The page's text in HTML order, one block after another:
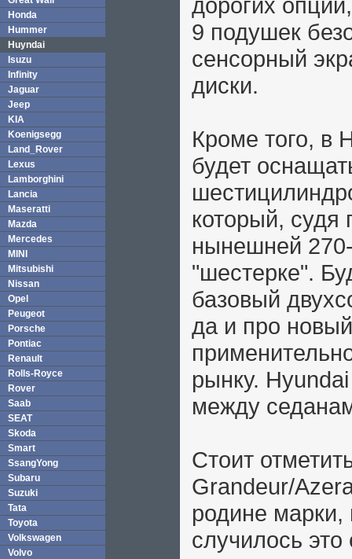
Honda
Hummer
Huyndai
Isuzu
Infinity
Jaguar
Jeep
KIA
Koenigsegg
Land_Rover
Lexus
Lamborghini
Lancia
Maseratti
Mazda
Mercedes
MINI
Mitsubishi
Nissan
Opel
Peugeot
Porsche
Pontiac
Renault
Rolls-Royce
Rover
Saab
SEAT
Skoda
Smart
SsangYong
Subaru
Suzuki
Tata
Toyota
Volkswagen
Volvo
9 подушек
сенсорный
диски.
Кроме того, в
будет
который, судя
нынешней
"шестерке".
базовый
да и про
рынку.
между
Стоит
Grandeur/
родине
случилось